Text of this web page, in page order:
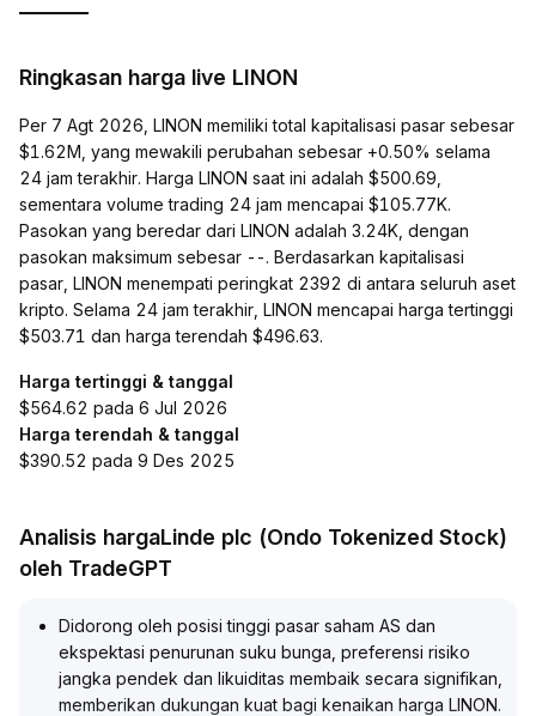
Ringkasan harga live LINON
Per 7 Agt 2026, LINON memiliki total kapitalisasi pasar sebesar
$1.62M, yang mewakili perubahan sebesar +0.50% selama
24 jam terakhir. Harga LINON saat ini adalah $500.69,
sementara volume trading 24 jam mencapai $105.77K.
Pasokan yang beredar dari LINON adalah 3.24K, dengan
pasokan maksimum sebesar --. Berdasarkan kapitalisasi
pasar, LINON menempati peringkat 2392 di antara seluruh aset
kripto. Selama 24 jam terakhir, LINON mencapai harga tertinggi
$503.71 dan harga terendah $496.63.
Harga tertinggi & tanggal
$564.62 pada 6 Jul 2026
Harga terendah & tanggal
$390.52 pada 9 Des 2025
Analisis hargaLinde plc (Ondo Tokenized Stock)
oleh TradeGPT
Didorong oleh posisi tinggi pasar saham AS dan
ekspektasi penurunan suku bunga, preferensi risiko
jangka pendek dan likuiditas membaik secara signifikan,
memberikan dukungan kuat bagi kenaikan harga LINON.